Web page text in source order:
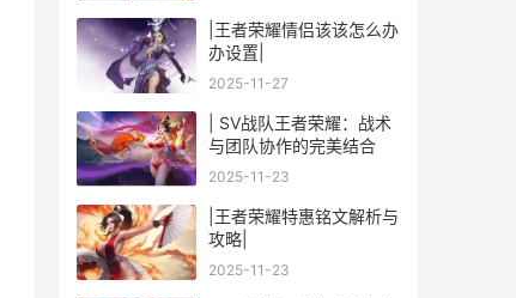
|王者荣耀情侣该该怎么办
办设置|
2025-11-27
| SV战队王者荣耀：战术
与团队协作的完美结合
2025-11-23
|王者荣耀特惠铭文解析与
攻略|
2025-11-23